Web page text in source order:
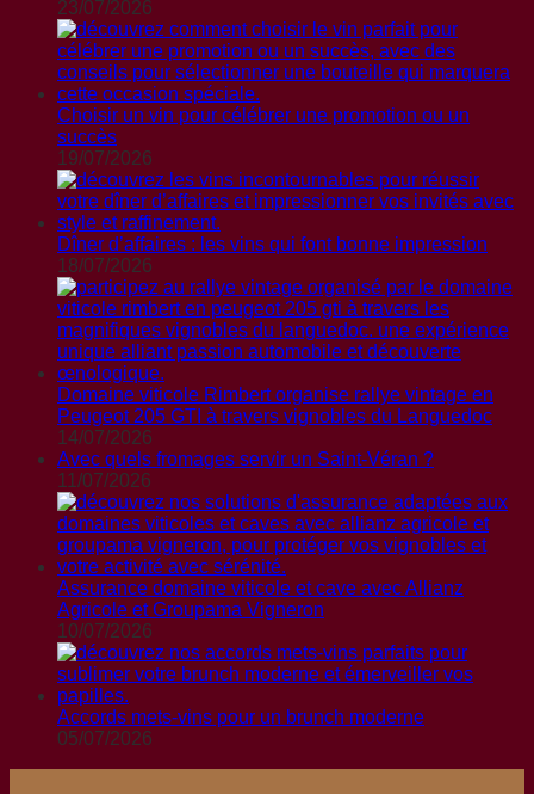
23/07/2026
Choisir un vin pour célébrer une promotion ou un
succès
19/07/2026
Dîner d’affaires : les vins qui font bonne impression
18/07/2026
Domaine viticole Rimbert organise rallye vintage en
Peugeot 205 GTI à travers vignobles du Languedoc
14/07/2026
Avec quels fromages servir un Saint-Véran ?
11/07/2026
Assurance domaine viticole et cave avec Allianz
Agricole et Groupama Vigneron
10/07/2026
Accords mets-vins pour un brunch moderne
05/07/2026